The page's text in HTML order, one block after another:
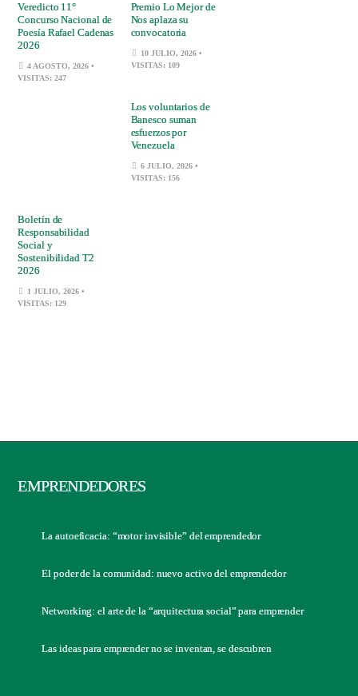
Veredicto 11°
Concurso Nacional de
Poesía Rafael Cadenas
2026
4 AGOSTO, 2026•
VISITAS: 247
Premio Lo Mejor de
Nos aplaza su
convocatoria
10 JULIO, 2026 •
VISITAS: 109
Los voluntarios de
Banesco suman
esfuerzos por
Venezuela
6 JULIO, 2026 •
VISITAS: 156
Boletín de
Responsabilidad
Social y
Sostenibilidad T2
2026
1 JULIO, 2026•
VISITAS: 129
EMPRENDEDORES
La autoeficacia: “motor invisible” del emprendedor
El poder de la comunidad: nuevo activo del emprendedor
Networking: el arte de la “arquitectura social” para emprender
Las ideas para emprender no se inventan, se descubren